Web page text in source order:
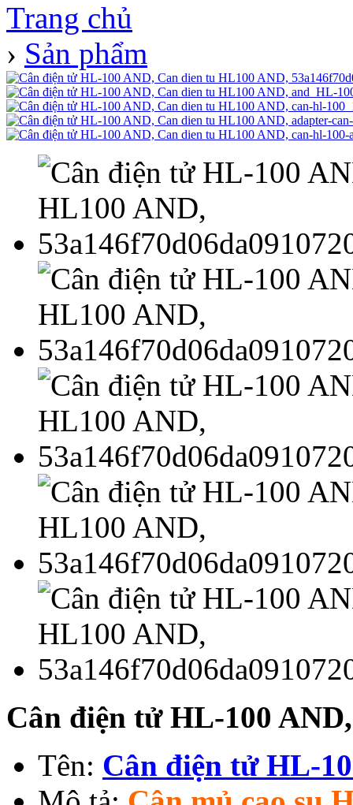
Trang chủ
› Sản phẩm
Cân điện tử HL-100
Tên: Cân điện tử HL-